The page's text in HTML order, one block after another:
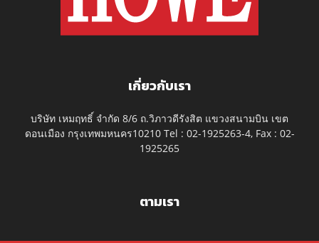
เกี่ยวกับเรา
บริษัท เหมฤทธิ์ จำกัด 8/6 ถ.วิภาวดีรังสิต แขวงสนามบิน เขต
ดอนเมือง กรุงเทพมหนคร10210 Tel : 02-1925263-4, Fax : 02-
1925265
ตามเรา